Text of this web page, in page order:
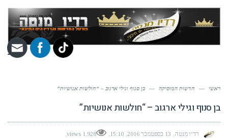
ראשי — חדשות המוסיקה — בן סנוף וגילי ארגוב – “חולשות אנושיות”
בן סנוף וגילי ארגוב – “חולשות אנושיות”
רדיו מנטה 13 בספטמבר 2016 15:10
1,928 views